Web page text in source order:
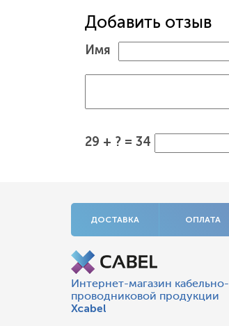
Добавить отзыв
Имя
29 + ? = 34
ДОСТАВКА ОПЛАТА
Интернет-магазин кабельно-
проводниковой продукции
Xcabel